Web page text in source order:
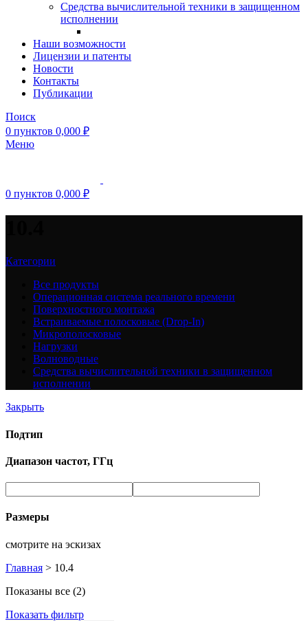
Средства вычислительной техники в защищенном
исполнении
Наши возможности
Лицензии и патенты
Новости
Контакты
Публикации
Поиск
0 пунктов 0,000 ₽
Меню
0 пунктов 0,000 ₽
Категории
Все продукты
Операционная система реального времени
Поверхностного монтажа
Встраиваемые полосковые (Drop-In)
Микрополосковые
Нагрузки
Волноводные
Средства вычислительной техники в защищенном
исполнении
Закрыть
Подтип
Диапазон частот, ГГц
Размеры
смотрите на эскизах
Главная > 10.4
Показаны все (2)
Показать фильтр